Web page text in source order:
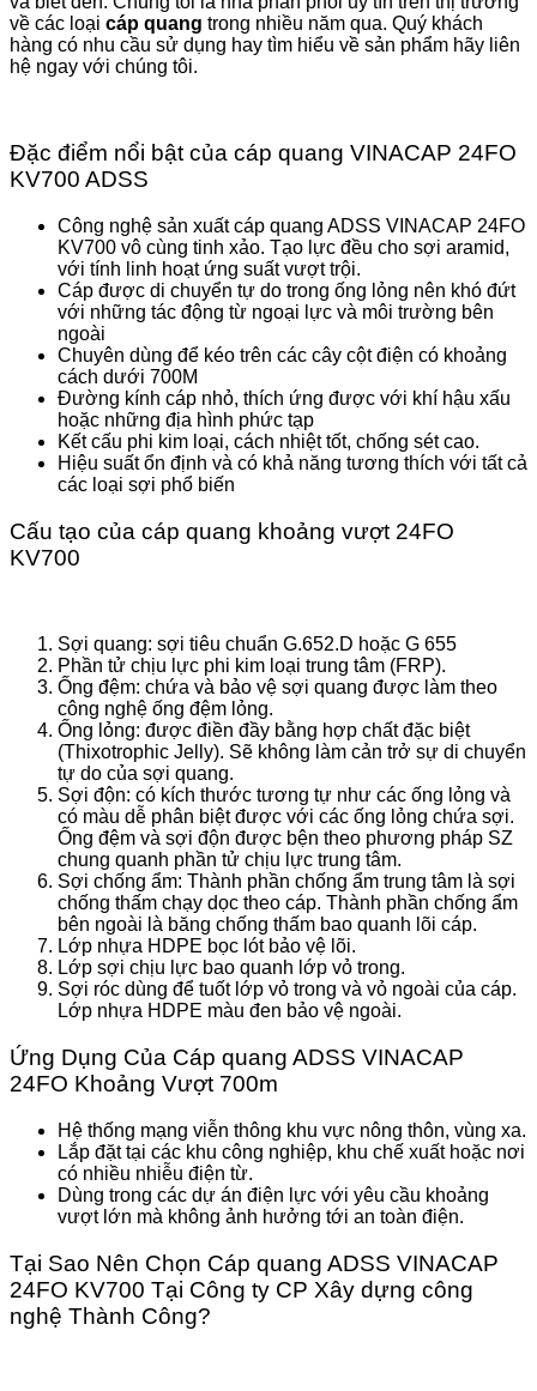
về các loại cáp quang trong nhiều năm qua. Quý khách
hàng có nhu cầu sử dụng hay tìm hiểu về sản phẩm hãy liên
hệ ngay với chúng tôi.
Đặc điểm nổi bật của cáp quang VINACAP 24FO
KV700 ADSS
Công nghệ sản xuất cáp quang ADSS VINACAP 24FO
KV700 vô cùng tinh xảo. Tạo lực đều cho sợi aramid,
với tính linh hoạt ứng suất vượt trội.
Cáp được di chuyển tự do trong ống lỏng nên khó đứt
với những tác động từ ngoại lực và môi trường bên
ngoài
Chuyên dùng để kéo trên các cây cột điện có khoảng
cách dưới 700M
Đường kính cáp nhỏ, thích ứng được với khí hậu xấu
hoặc những địa hình phức tạp
Kết cấu phi kim loại, cách nhiệt tốt, chống sét cao.
Hiệu suất ổn định và có khả năng tương thích với tất cả
các loại sợi phổ biến
Cấu tạo của cáp quang khoảng vượt 24FO
KV700
Sợi quang: sợi tiêu chuẩn G.652.D hoặc G 655
Phần tử chịu lực phi kim loại trung tâm (FRP).
Ống đệm: chứa và bảo vệ sợi quang được làm theo
công nghệ ống đệm lỏng.
Ống lỏng: được điền đầy bằng hợp chất đặc biệt
(Thixotrophic Jelly). Sẽ không làm cản trở sự di chuyển
tự do của sợi quang.
Sợi độn: có kích thước tương tự như các ống lỏng và
có màu dễ phân biệt được với các ống lỏng chứa sợi.
Ống đệm và sợi độn được bện theo phương pháp SZ
chung quanh phần tử chịu lực trung tâm.
Sợi chống ẩm: Thành phần chống ẩm trung tâm là sợi
chống thấm chạy dọc theo cáp. Thành phần chống ẩm
bên ngoài là băng chống thấm bao quanh lõi cáp.
Lớp nhựa HDPE bọc lót bảo vệ lõi.
Lớp sợi chịu lực bao quanh lớp vỏ trong.
Sợi róc dùng để tuốt lớp vỏ trong và vỏ ngoài của cáp.
Lớp nhựa HDPE màu đen bảo vệ ngoài.
Ứng Dụng Của Cáp quang ADSS VINACAP
24FO Khoảng Vượt 700m
Hệ thống mạng viễn thông khu vực nông thôn, vùng xa.
Lắp đặt tại các khu công nghiệp, khu chế xuất hoặc nơi
có nhiều nhiễu điện từ.
Dùng trong các dự án điện lực với yêu cầu khoảng
vượt lớn mà không ảnh hưởng tới an toàn điện.
Tại Sao Nên Chọn Cáp quang ADSS VINACAP
24FO KV700 Tại Công ty CP Xây dựng công
nghệ Thành Công?